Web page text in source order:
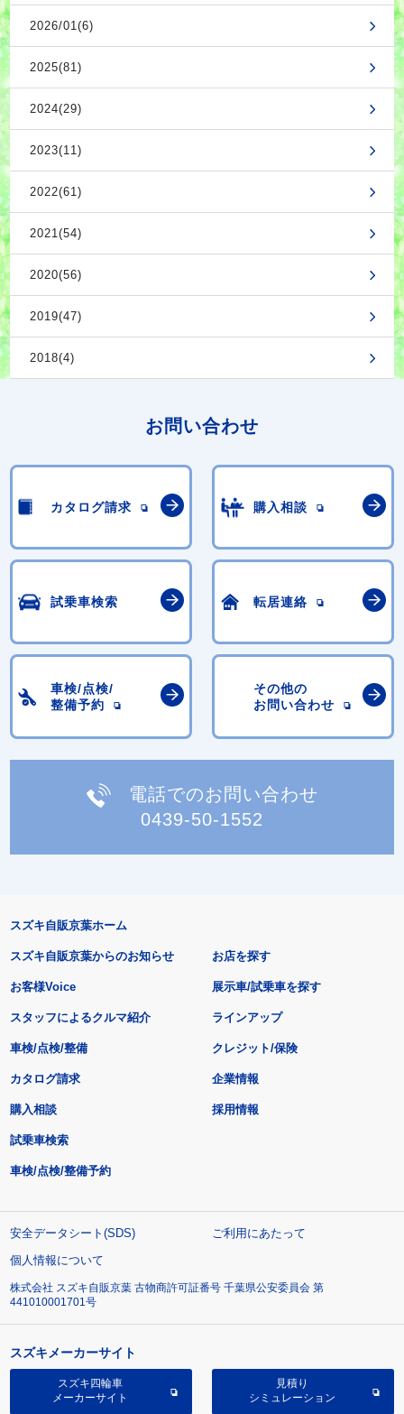
2026/01(6)
2025(81)
2024(29)
2023(11)
2022(61)
2021(54)
2020(56)
2019(47)
2018(4)
お問い合わせ
カタログ請求 購入相談
試乗車検索 転居連絡
車検/点検/
整備予約
その他の
お問い合わせ
電話でのお問い合わせ
0439-50-1552
スズキ自販京葉ホーム
スズキ自販京葉からのお知らせ
お客様Voice
スタッフによるクルマ紹介
お店を探す
展示車/試乗車を探す
ラインアップ
車検/点検/整備 クレジット/保険
カタログ請求
購入相談
試乗車検索
車検/点検/整備予約
企業情報
採用情報
安全データシート(SDS)
ご利用にあたって
個人情報について
株式会社 スズキ自販京葉 古物商許可証番号 千葉県公安委員会 第
441010001701号
スズキメーカーサイト
スズキ四輪車
メーカーサイト
見積り
シミュレーション